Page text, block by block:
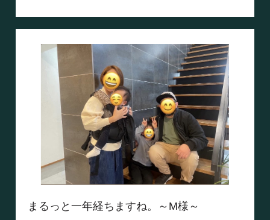
まるっと一年経ちますね。～M様～